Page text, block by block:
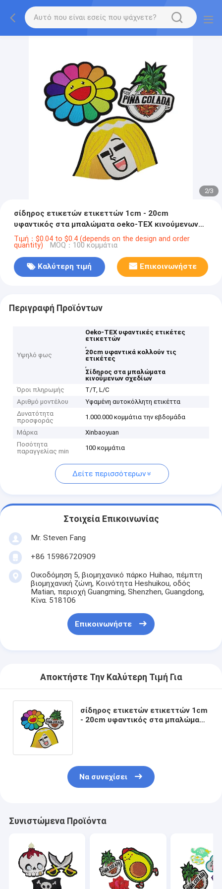
2/3
σίδηρος ετικετών ετικεττών 1cm - 20cm
υφαντικός στα μπαλώματα oeko-TEX κινούμενων
σχεδίων που ελέγχονται
Τιμή：$0.04 to $0.4 (depends on the design and order
quantity) MOQ：100 κομμάτια
Καλύτερη τιμή Επικοινωνήστε
Περιγραφή Προϊόντων
Υψηλό φως
Oeko-TEX υφαντικές ετικέτες
ετικεττών
,
20cm υφαντικά κολλούν τις
ετικέτες
,
Σίδηρος στα μπαλώματα
κινούμενων σχεδίων
Όροι πληρωμής
T/T, L/C
Αριθμό μοντέλου
Υφαμένη αυτοκόλλητη ετικέττα
Δυνατότητα
προσφοράς
1.000.000 κομμάτια την εβδομάδα
Μάρκα
Xinbaoyuan
Ποσότητα
παραγγελίας min
100 κομμάτια
Δείτε περισσότερων
Στοιχεία Επικοινωνίας
Mr. Steven Fang
+86 15986720909
Οικοδόμηση 5, βιομηχανικό πάρκο Huihao, πέμπτη
βιομηχανική ζώνη, Κοινότητα Heshuikou, οδός
Matian, περιοχή Guangming, Shenzhen, Guangdong,
Κίνα. 518106
Επικοινωνήστε
Αποκτήστε Την Καλύτερη Τιμή Για
σίδηρος ετικετών ετικεττών 1cm
- 20cm υφαντικός στα μπαλώματα
Να συνεχίσει
Συνιστώμενα Προϊόντα